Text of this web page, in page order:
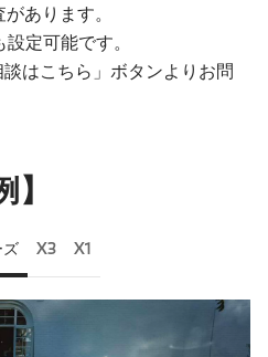
あります。
定可能です。
はこちら」ボタンよりお問
ズ X3 X1